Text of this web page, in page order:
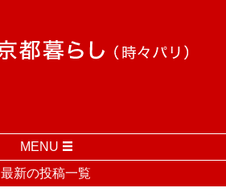
MENU
最新の投稿一覧